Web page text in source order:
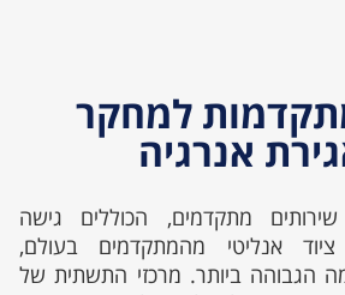
למחקר
אנרגיה
מתקדמים, הכוללים גישה
ציוד אנליטי מהמתקדמים בעולם,
הגבוהה ביותר. מרכזי התשתית של